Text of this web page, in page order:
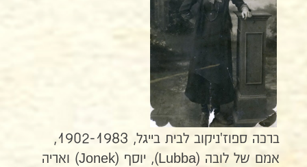
ברכה ספוז'ניקוב לבית בייגל, 1902-1983,
אמם של לובה (Lubba), יוסף (Jonek) ואריה